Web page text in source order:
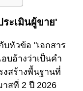
ระเมินผู้ขาย'
หัวข้อ "เอกสาร
บอ้างว่าเป็นคำ
งสร้างพื้นฐานที่
สที่ 2 ปี 2026